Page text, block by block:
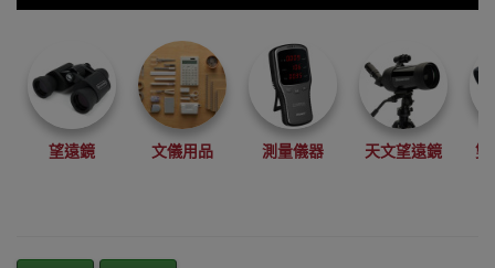
望遠鏡 文儀用品 測量儀器 天文望遠鏡 雙